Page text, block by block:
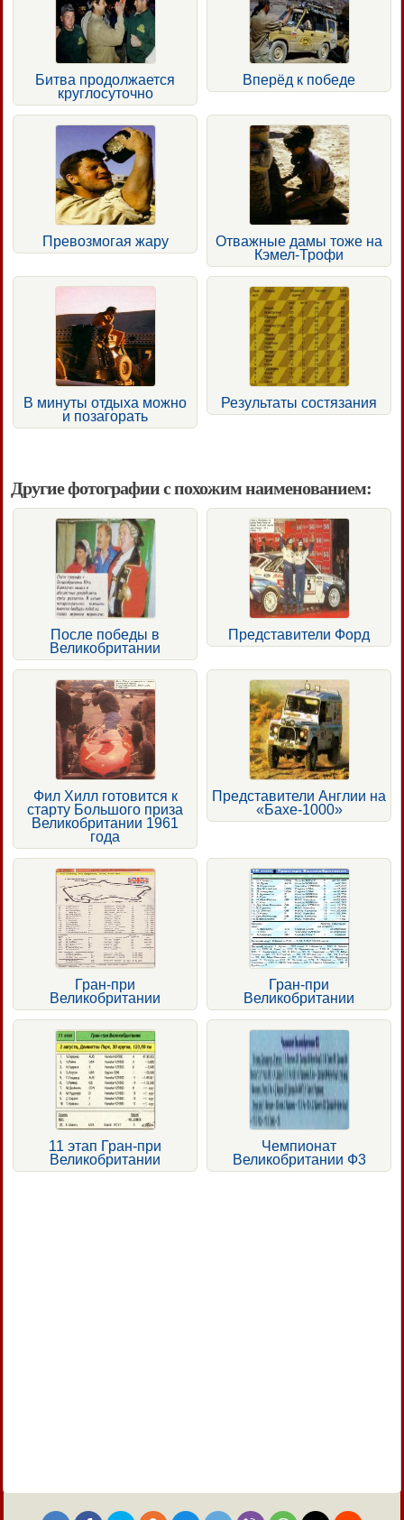
Битва продолжается
круглосуточно
Вперёд к победе
Превозмогая жару
Отважные дамы тоже на
Кэмел-Трофи
В минуты отдыха можно
и позагорать
Результаты состязания
Другие фотографии с похожим наименованием:
После победы в
Великобритании
Представители Форд
Фил Хилл готовится к
старту Большого приза
Великобритании 1961
года
Представители Англии на
«Бахе-1000»
Гран-при
Великобритании
Гран-при
Великобритании
11 этап Гран-при
Великобритании
Чемпионат
Великобритании Ф3